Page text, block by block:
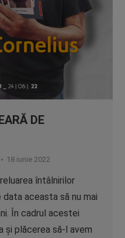
DE
18 iunie 2022
întâlnirilor
aceasta să nu mai
În cadrul acestei
și plăcerea să-l avem